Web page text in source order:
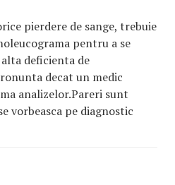
pierdere de sange, trebuie
pentru a se
alta deficienta de
decat un medic
analizelor.Pareri sunt
vorbeasca pe diagnostic